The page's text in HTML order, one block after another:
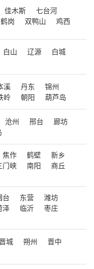
佳木斯
七台河
鹤岗 双鸭山 鸡西
白山 辽源
白城
溪 丹东
锦州
岭 朝阳 葫芦岛
沧州 邢台
廊坊
焦作 鹤壁
新乡
门峡 南阳
商丘
台 东营
潍坊
泽 临沂
枣庄
城 朔州
晋中